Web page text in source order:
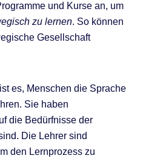
und Kurse an, um
zu lernen. So können
Gesellschaft
es, Menschen die Sprache
Sie haben
die Bedürfnisse der
Die Lehrer sind
den Lernprozess zu